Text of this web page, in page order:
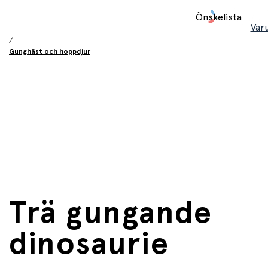
Önskelista
/
Gunghäst och hoppdjur
Trä gungande
dinosaurie